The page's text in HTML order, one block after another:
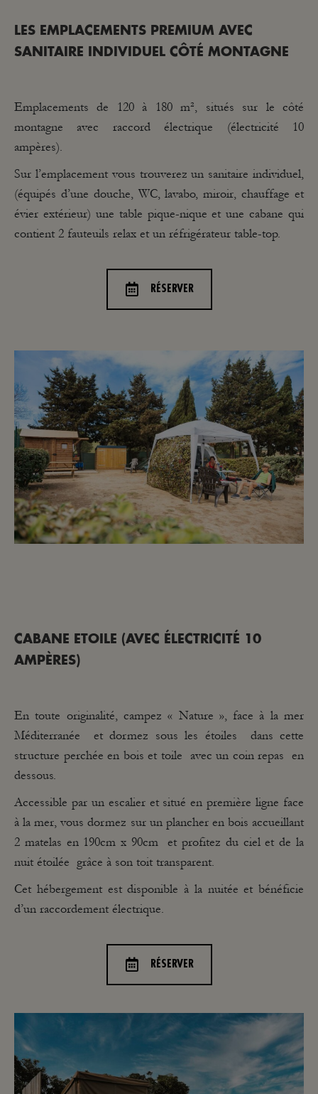
LES EMPLACEMENTS PREMIUM AVEC
SANITAIRE INDIVIDUEL CÔTÉ MONTAGNE
Emplacements de 120 à 180 m², situés sur le côté
montagne avec raccord électrique (électricité 10
ampères).
Sur l’emplacement vous trouverez un sanitaire individuel,
(équipés d’une douche, WC, lavabo, miroir, chauffage et
évier extérieur) une table pique-nique et une cabane qui
contient 2 fauteuils relax et un réfrigérateur table-top.
RÉSERVER
CABANE ETOILE (AVEC ÉLECTRICITÉ 10
AMPÈRES)
En toute originalité, campez « Nature », face à la mer
Méditerranée et dormez sous les étoiles dans cette
structure perchée en bois et toile avec un coin repas en
dessous.
Accessible par un escalier et situé en première ligne face
à la mer, vous dormez sur un plancher en bois accueillant
2 matelas en 190cm x 90cm et profitez du ciel et de la
nuit étoilée grâce à son toit transparent.
Cet hébergement est disponible à la nuitée et bénéficie
d’un raccordement électrique.
RÉSERVER